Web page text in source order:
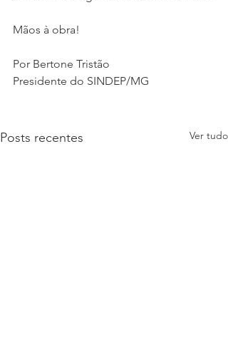
Mãos à obra!
Por Bertone Tristão
Presidente do SINDEP/MG
Posts recentes Ver tudo